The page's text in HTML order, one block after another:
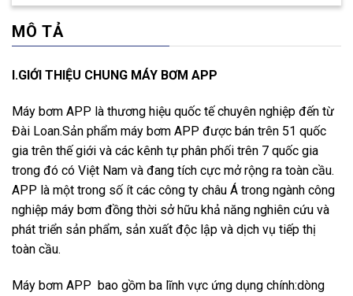
MÔ TẢ
I.GIỚI THIỆU CHUNG MÁY BƠM APP
Máy bơm APP là thương hiệu quốc tế chuyên nghiệp đến từ
Đài Loan.Sản phẩm máy bơm APP được bán trên 51 quốc
gia trên thế giới và các kênh tự phân phối trên 7 quốc gia
trong đó có Việt Nam và đang tích cực mở rộng ra toàn cầu.
APP là một trong số ít các công ty châu Á trong ngành công
nghiệp máy bơm đồng thời sở hữu khả năng nghiên cứu và
phát triển sản phẩm, sản xuất độc lập và dịch vụ tiếp thị
toàn cầu.
Máy bơm APP bao gồm ba lĩnh vực ứng dụng chính:dòng